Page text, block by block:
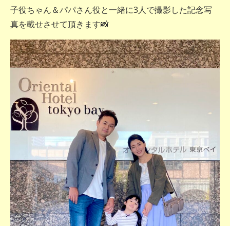
子役ちゃん＆パパさん役と一緒に3人で撮影した記念写
真を載せさせて頂きます📸